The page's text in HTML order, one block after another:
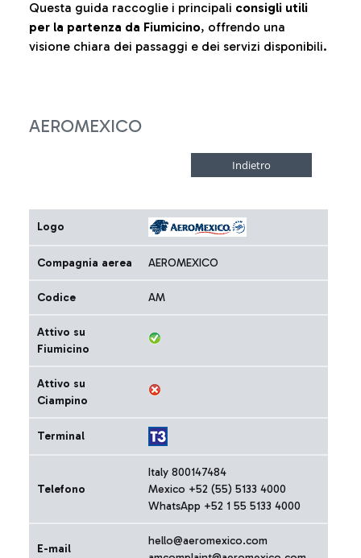
Questa guida raccoglie i principali consigli utili
per la partenza da Fiumicino, offrendo una
visione chiara dei passaggi e dei servizi disponibili.
AEROMEXICO
Logo
Compagnia aerea AEROMEXICO
Codice AM
Attivo su
Fiumicino
Attivo su
Ciampino
Terminal
Telefono
Italy 800147484
Mexico +52 (55) 5133 4000
WhatsApp +52 1 55 5133 4000
E-mail
hello@aeromexico.com